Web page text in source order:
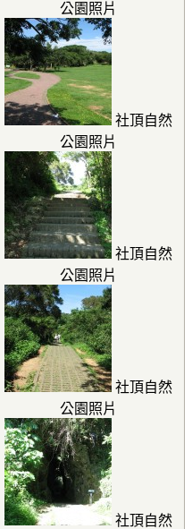
公園照片
社頂自然
公園照片
社頂自然
公園照片
社頂自然
公園照片
社頂自然